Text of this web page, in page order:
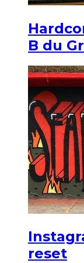
B du
reset